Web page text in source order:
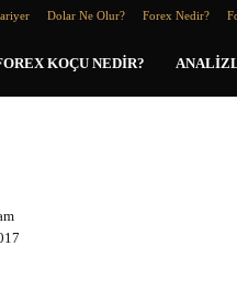
Dolar Ne Olur? Forex Nedir?
KOÇU NEDIR?